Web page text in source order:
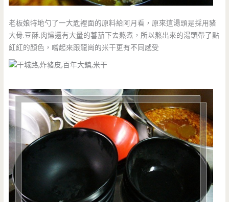
老板娘特地勺了一大匙裡面的原料給阿月看，原來這湯頭是採用豬
大骨.豆酥.肉燥還有大量的蕃茄下去熬煮，所以熬出來的湯頭帶了點
紅紅的顏色，嚐起來跟龍崗的米干更有不同感受